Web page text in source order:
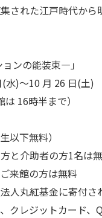
された江戸時代か
ンの能装束―」
水)～10 月 26 日(土)
16時半まで）
下無料）
と介助者の方1名は
来館の方は無料
丸紅基金に寄付さ
クレジットカード、